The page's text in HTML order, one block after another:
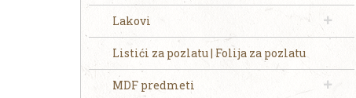
Lakovi
Listići za pozlatu | Folija za pozlatu
MDF predmeti